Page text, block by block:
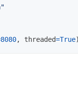
"
8080, threaded=True